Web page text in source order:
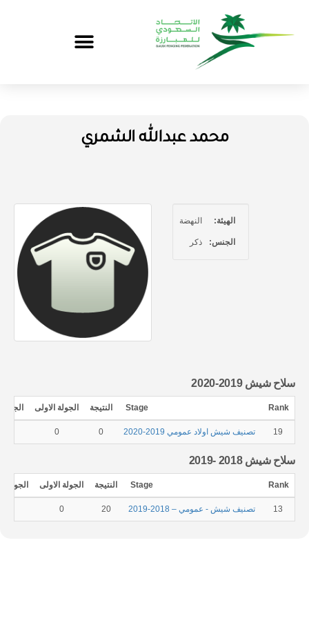
محمد عبدالله الشمري
الهيئة: النهضة
الجنس: ذكر
سلاح شيش 2019-2020
Rank
Stage النتيجة الجولة الاولى الجولة
19 تصنيف شيش اولاد عمومي 2019-2020 0
0
سلاح شيش 2018 -2019
Rank
Stage النتيجة الجولة الاولى الجولة
13 تصنيف شيش - عمومي – 2018-2019 20
0